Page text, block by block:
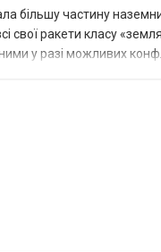
більшу частину
ракети класу «земля
у разі можливих